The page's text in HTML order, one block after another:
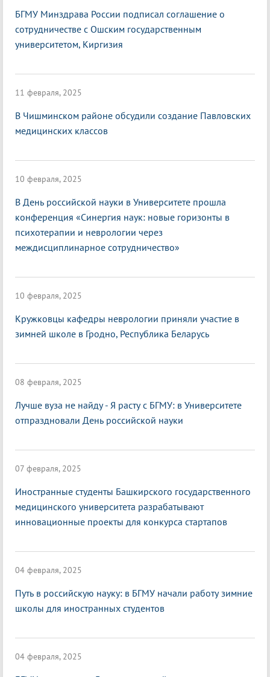
БГМУ Минздрава России подписал соглашение о
сотрудничестве с Ошским государственным
университетом, Киргизия
11 февраля, 2025
В Чишминском районе обсудили создание Павловских
медицинских классов
10 февраля, 2025
В День российской науки в Университете прошла
конференция «Синергия наук: новые горизонты в
психотерапии и неврологии через
междисциплинарное сотрудничество»
10 февраля, 2025
Кружковцы кафедры неврологии приняли участие в
зимней школе в Гродно, Республика Беларусь
08 февраля, 2025
Лучше вуза не найду - Я расту с БГМУ: в Университете
отпраздновали День российской науки
07 февраля, 2025
Иностранные студенты Башкирского государственного
медицинского университета разрабатывают
инновационные проекты для конкурса стартапов
04 февраля, 2025
Путь в российскую науку: в БГМУ начали работу зимние
школы для иностранных студентов
04 февраля, 2025